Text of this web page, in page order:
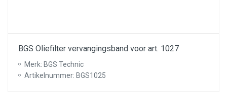
BGS Oliefilter vervangingsband voor art. 1027
Merk: BGS Technic
Artikelnummer: BGS1025